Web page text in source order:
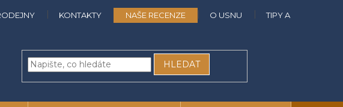
KONTAKTY NAŠE RECENZE O USNU TIPY A RADY
HLEDAT